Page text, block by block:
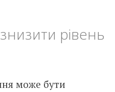
рівень
може бути